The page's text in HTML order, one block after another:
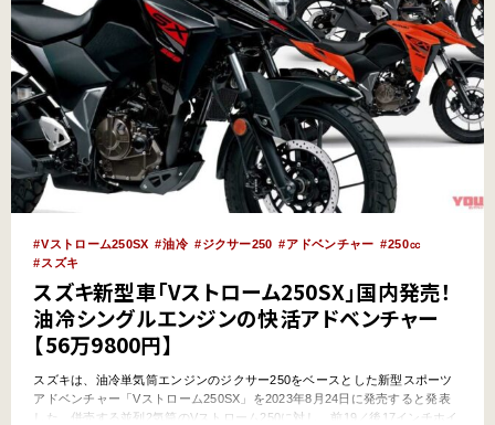
Vストローム250SX 油冷 ジクサー250 アドベンチャー
250㏄
スズキ
スズキ新型車「Vストローム250SX」国内発売！
油冷シングルエンジンの快活アドベンチャー
【56万9800円】
スズキは、油冷単気筒エンジンのジクサー250をベースとした新型スポーツ
アドベンチャー「Vストローム250SX」を2023年8月24日に発売すると発表
した。併売する並列2気筒のVストローム250に対し、前19／後17インチホイ